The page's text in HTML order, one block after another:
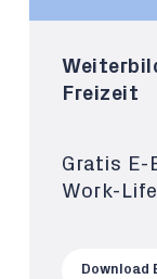
Freizeit
Gratis E-
Work-
Download